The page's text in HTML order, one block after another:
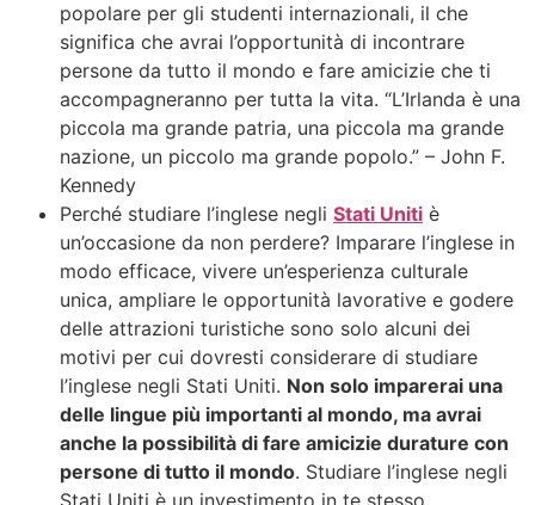
popolare per gli studenti internazionali, il che
significa che avrai l’opportunità di incontrare
persone da tutto il mondo e fare amicizie che ti
accompagneranno per tutta la vita. “L’Irlanda è una
piccola ma grande patria, una piccola ma grande
nazione, un piccolo ma grande popolo.” – John F.
Kennedy
Perché studiare l’inglese negli Stati Uniti è
un’occasione da non perdere? Imparare l’inglese in
modo efficace, vivere un’esperienza culturale
unica, ampliare le opportunità lavorative e godere
delle attrazioni turistiche sono solo alcuni dei
motivi per cui dovresti considerare di studiare
l’inglese negli Stati Uniti. Non solo imparerai una
delle lingue più importanti al mondo, ma avrai
anche la possibilità di fare amicizie durature con
persone di tutto il mondo. Studiare l’inglese negli